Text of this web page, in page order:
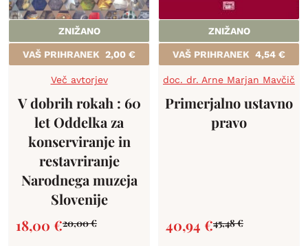
ZNIŽANO
VAŠ PRIHRANEK 2,00 €
Več avtorjev
V dobrih rokah : 60
let Oddelka za
konserviranje in
restavriranje
Narodnega muzeja
Slovenije
20,00€
18,00 €
ZNIŽANO
VAŠ PRIHRANEK 4,54 €
doc. dr. Arne Marjan Mavčič
Primerjalno ustavno
pravo
45,48€
40,94 €